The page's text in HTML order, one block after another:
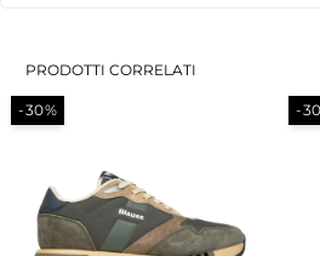
PRODOTTI CORRELATI
-30% -